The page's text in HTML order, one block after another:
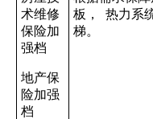
术维修
保险加
强档
地产保
险加强
档
板， 热力系
梯。